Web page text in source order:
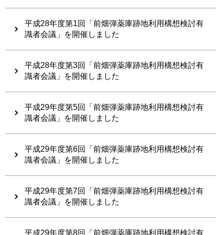
平成28年度第1回「前畑弾薬庫跡地利用構想検討有
識者会議」を開催しました
平成28年度第3回「前畑弾薬庫跡地利用構想検討有
識者会議」を開催しました
平成29年度第5回「前畑弾薬庫跡地利用構想検討有
識者会議」を開催しました
平成29年度第6回「前畑弾薬庫跡地利用構想検討有
識者会議」を開催しました
平成29年度第7回「前畑弾薬庫跡地利用構想検討有
識者会議」を開催しました
平成29年度第8回「前畑弾薬庫跡地利用構想検討有